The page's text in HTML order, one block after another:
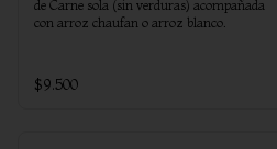
de Carne sola (sin verduras) acompañada
con arroz chaufan o arroz blanco.
$9.500